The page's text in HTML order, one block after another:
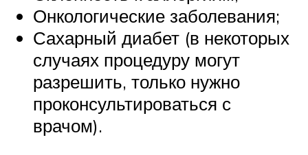
Онкологические заболевания;
Сахарный диабет (в некоторых
случаях процедуру могут
разрешить, только нужно
проконсультироваться с
врачом).